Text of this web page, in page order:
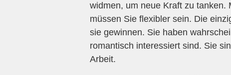
widmen, um neue Kraft zu tanken.
müssen Sie flexibler sein. Die
sie gewinnen. Sie haben
romantisch interessiert sind. Sie
Arbeit.